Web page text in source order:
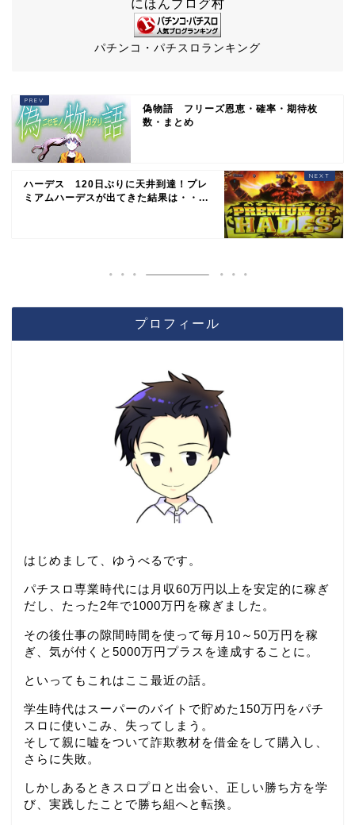
にほんブログ村
パチンコ・パチスロランキング
偽物語 フリーズ恩恵・確率・期待枚
数・まとめ
ハーデス 120日ぶりに天井到達！プレ
ミアムハーデスが出てきた結果は・・...
プロフィール
はじめまして、ゆうべるです。
パチスロ専業時代には月収60万円以上を安定的に稼ぎ
だし、たった2年で1000万円を稼ぎました。
その後仕事の隙間時間を使って毎月10～50万円を稼
ぎ、気が付くと5000万円プラスを達成することに。
といってもこれはここ最近の話。
学生時代はスーパーのバイトで貯めた150万円をパチ
スロに使いこみ、失ってしまう。
そして親に嘘をついて詐欺教材を借金をして購入し、
さらに失敗。
しかしあるときスロプロと出会い、正しい勝ち方を学
び、実践したことで勝ち組へと転換。